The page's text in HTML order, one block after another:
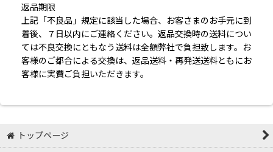
返品期限
上記「不良品」規定に該当した場合、お客さまのお手元に到
着後、７日以内にご連絡ください。返品交換時の送料につい
ては不良交換にともなう送料は全額弊社で負担致します。お
客様のご都合による交換は、返品送料・再発送送料ともにお
客様に実費ご負担いただきます。
トップページ